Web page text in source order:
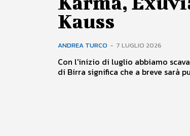
Kauss
ANDREA TURCO - 7 LUGLIO 2026
Con l'inizio di luglio abbiamo
di Birra significa che a breve sarà